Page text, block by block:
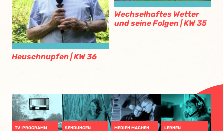
Heuschnupfen | KW 36
Wechselhaftes Wetter
und seine Folgen | KW 35
TV-PROGRAMM SENDUNGEN MEDIEN MACHEN LERNEN